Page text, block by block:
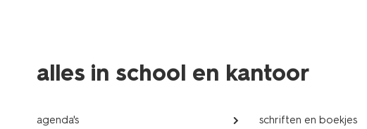
alles in school en kantoor
agenda's schriften en boekjes